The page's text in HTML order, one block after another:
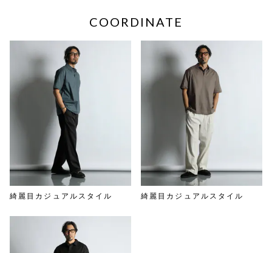
COORDINATE
綺麗目カジュアルスタイル 綺麗目カジュアルスタイル